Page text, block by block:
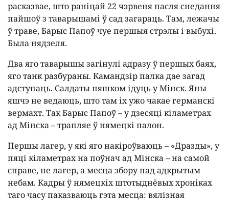
расказвае, што раніцай 22 чэрвеня пасля снедання
пайшоў з таварышамі ў сад загараць. Там, лежачы
ў траве, Барыс Папоў чуе першыя стрэлы і выбухі.
Была нядзеля.
Два яго таварышы загінулі адразу ў першых баях,
яго танк разбураны. Камандзір палка дае загад
адступаць. Салдаты пяшком ідуць у Мінск. Яны
яшчэ не ведаюць, што там іх ужо чакае германскі
вермахт. Так Барыс Папоў – у дзесяці кіламетрах
ад Мінска – трапляе ў нямецкі палон.
Першы лагер, у які яго накіроўваюць – «Дразды», у
пяці кіламетрах на поўнач ад Мінска – на самой
справе, не лагер, а месца збору пад адкрытым
небам. Кадры ў нямецкіх штотыднёвых хроніках
таго часу паказваюць гэта месца: вялізная